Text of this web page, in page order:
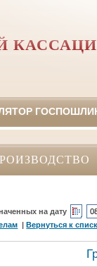
на дату
|Вернуться к